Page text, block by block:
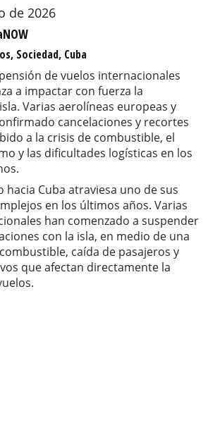
de 2026
Sociedad, Cuba
de vuelos internacionales
a impactar con fuerza la
Varias aerolíneas europeas y
cancelaciones y recortes
a la crisis de combustible, el
y las dificultades logísticas en los
hacia Cuba atraviesa uno de sus
en los últimos años. Varias
han comenzado a suspender
con la isla, en medio de una
caída de pasajeros y
que afectan directamente la